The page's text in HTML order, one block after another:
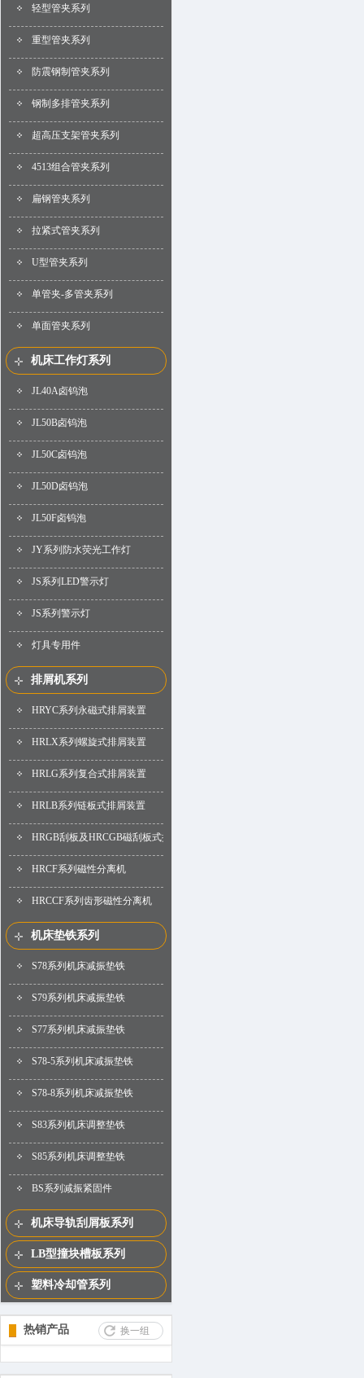
轻型管夹系列
重型管夹系列
防震钢制管夹系列
钢制多排管夹系列
超高压支架管夹系列
4513组合管夹系列
扁钢管夹系列
拉紧式管夹系列
U型管夹系列
单管夹-多管夹系列
单面管夹系列
机床工作灯系列
JL40A卤钨泡
JL50B卤钨泡
JL50C卤钨泡
JL50D卤钨泡
JL50F卤钨泡
JY系列防水荧光工作灯
JS系列LED警示灯
JS系列警示灯
灯具专用件
排屑机系列
HRYC系列永磁式排屑装置
HRLX系列螺旋式排屑装置
HRLG系列复合式排屑装置
HRLB系列链板式排屑装置
HRGB刮板及HRCGB磁刮板式排屑装置
HRCF系列磁性分离机
HRCCF系列齿形磁性分离机
机床垫铁系列
S78系列机床减振垫铁
S79系列机床减振垫铁
S77系列机床减振垫铁
S78-5系列机床减振垫铁
S78-8系列机床减振垫铁
S83系列机床调整垫铁
S85系列机床调整垫铁
BS系列减振紧固件
机床导轨刮屑板系列
LB型撞块槽板系列
塑料冷却管系列
换一组
热销产品